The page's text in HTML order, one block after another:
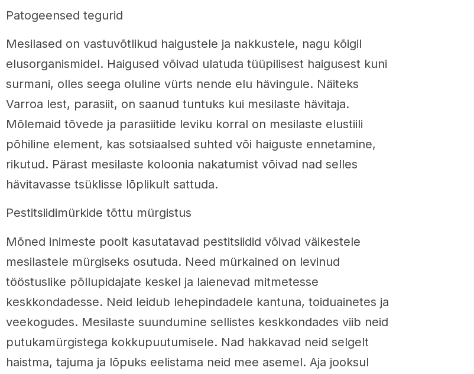
Patogeensed tegurid
Mesilased on vastuvõtlikud haigustele ja nakkustele, nagu kõigil
elusorganismidel. Haigused võivad ulatuda tüüpilisest haigusest kuni
surmani, olles seega oluline vürts nende elu hävingule. Näiteks
Varroa lest, parasiit, on saanud tuntuks kui mesilaste hävitaja.
Mõlemaid tõvede ja parasiitide leviku korral on mesilaste elustiili
põhiline element, kas sotsiaalsed suhted või haiguste ennetamine,
rikutud. Pärast mesilaste koloonia nakatumist võivad nad selles
hävitavasse tsüklisse lõplikult sattuda.
Pestitsiidimürkide tõttu mürgistus
Mõned inimeste poolt kasutatavad pestitsiidid võivad väikestele
mesilastele mürgiseks osutuda. Need mürkained on levinud
tööstuslike põllupidajate keskel ja laienevad mitmetesse
keskkondadesse. Neid leidub lehepindadele kantuna, toiduainetes ja
veekogudes. Mesilaste suundumine sellistes keskkondades viib neid
putukamürgistega kokkupuutumisele. Nad hakkavad neid selgelt
haistma, tajuma ja lõpuks eelistama neid mee asemel. Aja jooksul